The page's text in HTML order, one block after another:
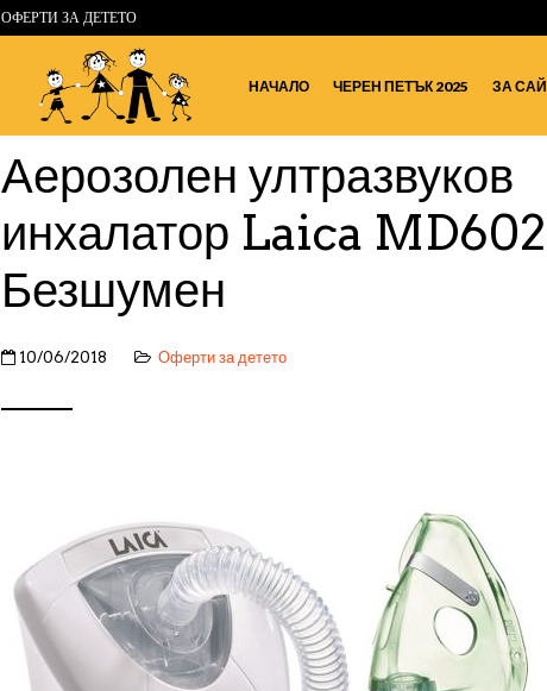
ОФЕРТИ ЗА ДЕТЕТО
НАЧАЛО ЧЕРЕН ПЕТЪК 2025 ЗА
Аерозолен ултразвуков
инхалатор Laica
Безшумен
10/06/2018 Оферти за детето